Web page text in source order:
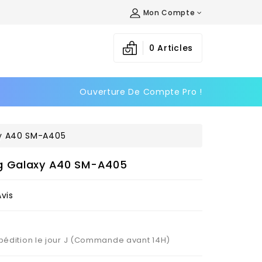
Mon Compte
0 Articles
Ouverture De Compte Pro !
A40 SM-A405
Galaxy A40 SM-A405
le jour J (Commande avant 14H)